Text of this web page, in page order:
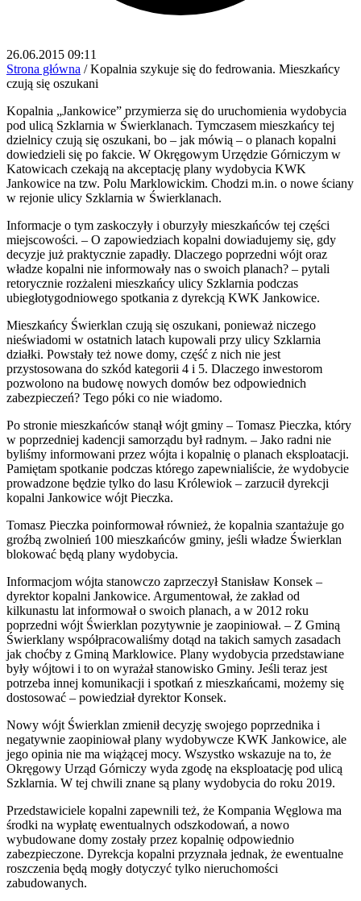
26.06.2015 09:11
Strona główna / Kopalnia szykuje się do fedrowania. Mieszkańcy
czują się oszukani
Kopalnia „Jankowice” przymierza się do uruchomienia wydobycia
pod ulicą Szklarnia w Świerklanach. Tymczasem mieszkańcy tej
dzielnicy czują się oszukani, bo – jak mówią – o planach kopalni
dowiedzieli się po fakcie. W Okręgowym Urzędzie Górniczym w
Katowicach czekają na akceptację plany wydobycia KWK
Jankowice na tzw. Polu Marklowickim. Chodzi m.in. o nowe ściany
w rejonie ulicy Szklarnia w Świerklanach.
Informacje o tym zaskoczyły i oburzyły mieszkańców tej części
miejscowości. – O zapowiedziach kopalni dowiadujemy się, gdy
decyzje już praktycznie zapadły. Dlaczego poprzedni wójt oraz
władze kopalni nie informowały nas o swoich planach? – pytali
retorycznie rozżaleni mieszkańcy ulicy Szklarnia podczas
ubiegłotygodniowego spotkania z dyrekcją KWK Jankowice.
Mieszkańcy Świerklan czują się oszukani, ponieważ niczego
nieświadomi w ostatnich latach kupowali przy ulicy Szklarnia
działki. Powstały też nowe domy, część z nich nie jest
przystosowana do szkód kategorii 4 i 5. Dlaczego inwestorom
pozwolono na budowę nowych domów bez odpowiednich
zabezpieczeń? Tego póki co nie wiadomo.
Po stronie mieszkańców stanął wójt gminy – Tomasz Pieczka, który
w poprzedniej kadencji samorządu był radnym. – Jako radni nie
byliśmy informowani przez wójta i kopalnię o planach eksploatacji.
Pamiętam spotkanie podczas którego zapewnialiście, że wydobycie
prowadzone będzie tylko do lasu Królewiok – zarzucił dyrekcji
kopalni Jankowice wójt Pieczka.
Tomasz Pieczka poinformował również, że kopalnia szantażuje go
groźbą zwolnień 100 mieszkańców gminy, jeśli władze Świerklan
blokować będą plany wydobycia.
Informacjom wójta stanowczo zaprzeczył Stanisław Konsek –
dyrektor kopalni Jankowice. Argumentował, że zakład od
kilkunastu lat informował o swoich planach, a w 2012 roku
poprzedni wójt Świerklan pozytywnie je zaopiniował. – Z Gminą
Świerklany współpracowaliśmy dotąd na takich samych zasadach
jak choćby z Gminą Marklowice. Plany wydobycia przedstawiane
były wójtowi i to on wyrażał stanowisko Gminy. Jeśli teraz jest
potrzeba innej komunikacji i spotkań z mieszkańcami, możemy się
dostosować – powiedział dyrektor Konsek.
Nowy wójt Świerklan zmienił decyzję swojego poprzednika i
negatywnie zaopiniował plany wydobywcze KWK Jankowice, ale
jego opinia nie ma wiążącej mocy. Wszystko wskazuje na to, że
Okręgowy Urząd Górniczy wyda zgodę na eksploatację pod ulicą
Szklarnia. W tej chwili znane są plany wydobycia do roku 2019.
Przedstawiciele kopalni zapewnili też, że Kompania Węglowa ma
środki na wypłatę ewentualnych odszkodowań, a nowo
wybudowane domy zostały przez kopalnię odpowiednio
zabezpieczone. Dyrekcja kopalni przyznała jednak, że ewentualne
roszczenia będą mogły dotyczyć tylko nieruchomości
zabudowanych.